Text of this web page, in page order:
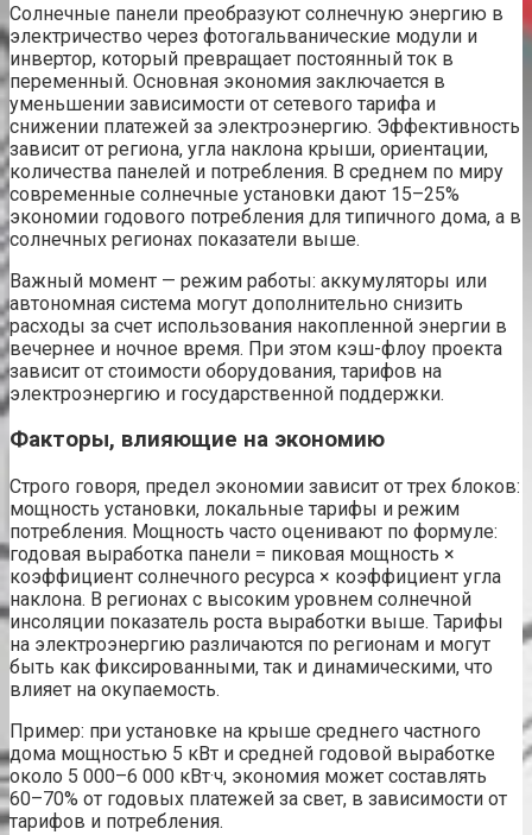
Солнечные панели преобразуют солнечную энергию в
электричество через фотогальванические модули и
инвертор, который превращает постоянный ток в
переменный. Основная экономия заключается в
уменьшении зависимости от сетевого тарифа и
снижении платежей за электроэнергию. Эффективность
зависит от региона, угла наклона крыши, ориентации,
количества панелей и потребления. В среднем по миру
современные солнечные установки дают 15–25%
экономии годового потребления для типичного дома, а в
солнечных регионах показатели выше.
Важный момент — режим работы: аккумуляторы или
автономная система могут дополнительно снизить
расходы за счет использования накопленной энергии в
вечернее и ночное время. При этом кэш-флоу проекта
зависит от стоимости оборудования, тарифов на
электроэнергию и государственной поддержки.
Факторы, влияющие на экономию
Строго говоря, предел экономии зависит от трех блоков:
мощность установки, локальные тарифы и режим
потребления. Мощность часто оценивают по формуле:
годовая выработка панели = пиковая мощность ×
коэффициент солнечного ресурса × коэффициент угла
наклона. В регионах с высоким уровнем солнечной
инсоляции показатель роста выработки выше. Тарифы
на электроэнергию различаются по регионам и могут
быть как фиксированными, так и динамическими, что
влияет на окупаемость.
Пример: при установке на крыше среднего частного
дома мощностью 5 кВт и средней годовой выработке
около 5 000–6 000 кВт·ч, экономия может составлять
60–70% от годовых платежей за свет, в зависимости от
тарифов и потребления.